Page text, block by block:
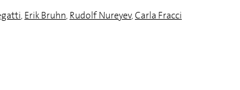
,Erik Bruhn,Rudolf Nureyev,Carla Fracci